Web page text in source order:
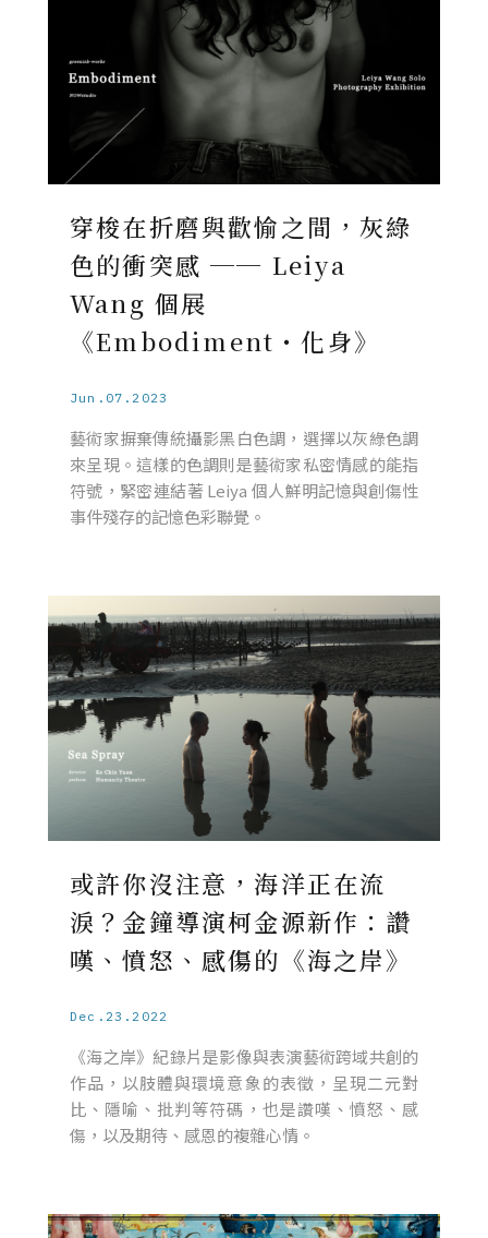
穿梭在折磨與歡愉之間，灰綠
色的衝突感 ── Leiya
Wang 個展
《Embodiment・化身》
Jun.07.2023
藝術家摒棄傳統攝影黑白色調，選擇以灰綠色調
來呈現。這樣的色調則是藝術家私密情感的能指
符號，緊密連結著 Leiya 個人鮮明記憶與創傷性
事件殘存的記憶色彩聯覺。
或許你沒注意，海洋正在流
淚？金鐘導演柯金源新作：讚
嘆、憤怒、感傷的《海之岸》
Dec.23.2022
《海之岸》紀錄片是影像與表演藝術跨域共創的
作品，以肢體與環境意象的表徵，呈現二元對
比、隱喻、批判等符碼，也是讚嘆、憤怒、感
傷，以及期待、感恩的複雜心情。